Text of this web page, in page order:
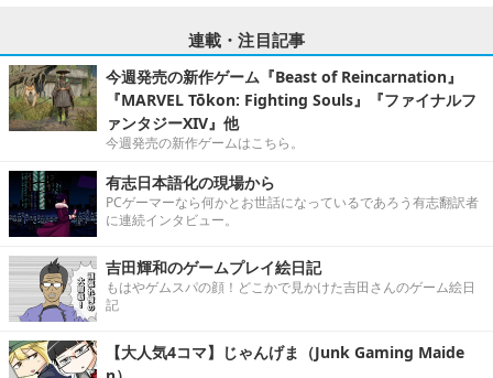
連載・注目記事
今週発売の新作ゲーム『Beast of Reincarnation』
『MARVEL Tōkon: Fighting Souls』『ファイナルフ
ァンタジーXIV』他
今週発売の新作ゲームはこちら。
有志日本語化の現場から
PCゲーマーなら何かとお世話になっているであろう有志翻訳者
に連続インタビュー。
吉田輝和のゲームプレイ絵日記
もはやゲムスパの顔！どこかで見かけた吉田さんのゲーム絵日
記
【大人気4コマ】じゃんげま（Junk Gaming Maide